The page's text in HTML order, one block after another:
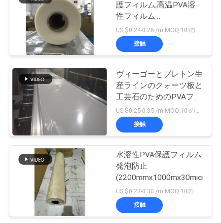
質
理
ニ
水溶性の洗濯袋
72
水溶性の非編まれた
生地
33
護フィルム,高温PVA溶
性フィルム
(1840mmx1000mx35um)US $0.24-0.26 /m MOQ:10 のロール
接触
ヴィーゴーとブレトン生
産ラインのクォーツ板と
工芸石のためのPVAフィ
ルム
接触
水溶性PVA保護フィルム
発泡防止
(2200mmx1000mx30micron)
接触